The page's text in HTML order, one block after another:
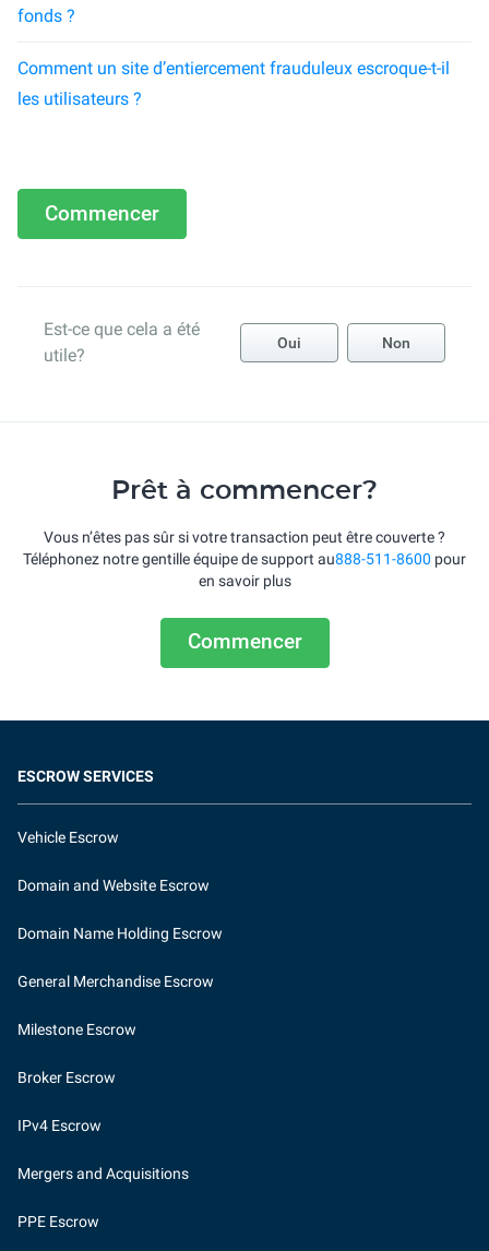
fonds ?
Comment un site d’entiercement frauduleux escroque-t-il
les utilisateurs ?
Commencer
Est-ce que cela a été
utile?
Oui Non
Prêt à commencer?
Vous n’êtes pas sûr si votre transaction peut être couverte ?
Téléphonez notre gentille équipe de support au888-511-8600 pour
en savoir plus
Commencer
ESCROW SERVICES
Vehicle Escrow
Domain and Website Escrow
Domain Name Holding Escrow
General Merchandise Escrow
Milestone Escrow
Broker Escrow
IPv4 Escrow
Mergers and Acquisitions
PPE Escrow